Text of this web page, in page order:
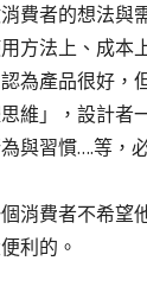
費者的想法與
方法上、成本
為產品很好，
維」，設計者
與習慣….等，
消費者不希望
利的。